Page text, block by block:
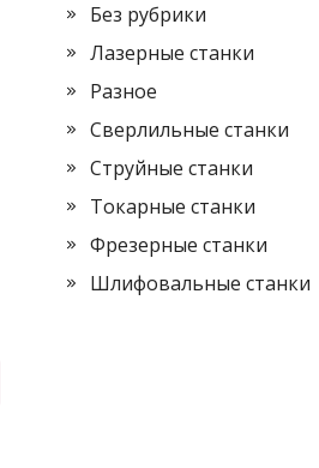
Без рубрики
Лазерные станки
Разное
Сверлильные станки
Струйные станки
Токарные станки
Фрезерные станки
Шлифовальные станки